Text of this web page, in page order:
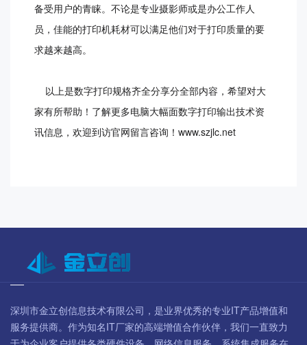
备受用户的青睐。不论是专业摄影师或是办公工作人
员，佳能的打印机耗材可以满足他们对于打印质量的要
求越来越高。
以上是数字打印规格齐全分享分全部内容，希望对大
家有所帮助！了解更多电脑大幅面数字打印输出技术资
讯信息，欢迎到访官网留言咨询！www.szjlc.net
深圳市金立创信息技术有限公司，是业界优秀的专业IT产品增值和
服务提供商。作为知名IT厂家的高端增值合作伙伴，我们一直致力